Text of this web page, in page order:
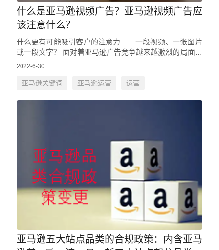
什么是亚马逊视频广告？亚马逊视频广告应
该注意什么？
什么更有可能吸引客户的注意力——一段视频、一张图片
或一段文字？ 面对着亚马逊广告竞争越来越激烈的局面，
亚马逊视频广告更能让产品脱颖而出，更加能够将产品的
2022-6-30
亚马逊关键词 亚马逊运营 运营
亚马逊五大站点品类的合规政策：内含亚马